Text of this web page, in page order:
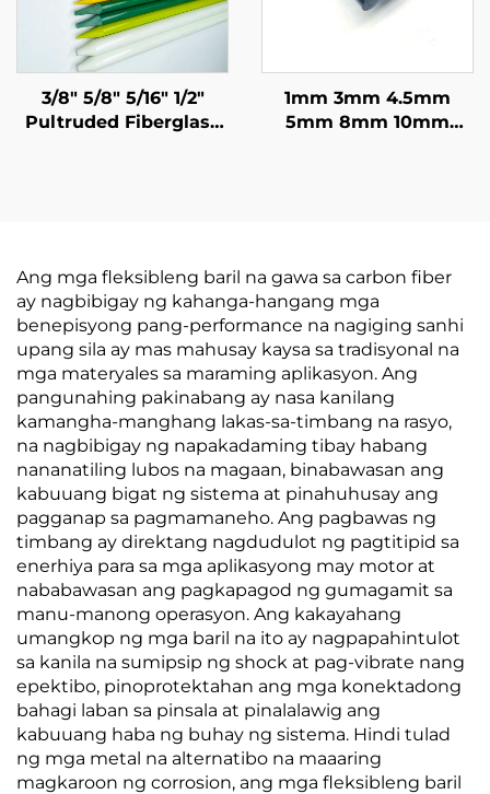
3/8" 5/8" 5/16" 1/2"
Pultruded Fiberglass
1mm 3mm 4.5mm
5mm 8mm 10mm
Ang mga fleksibleng baril na gawa sa carbon fiber
ay nagbibigay ng kahanga-hangang mga
benepisyong pang-performance na nagiging sanhi
upang sila ay mas mahusay kaysa sa tradisyonal na
mga materyales sa maraming aplikasyon. Ang
pangunahing pakinabang ay nasa kanilang
kamangha-manghang lakas-sa-timbang na rasyo,
na nagbibigay ng napakadaming tibay habang
nananatiling lubos na magaan, binabawasan ang
kabuuang bigat ng sistema at pinahuhusay ang
pagganap sa pagmamaneho. Ang pagbawas ng
timbang ay direktang nagdudulot ng pagtitipid sa
enerhiya para sa mga aplikasyong may motor at
nababawasan ang pagkapagod ng gumagamit sa
manu-manong operasyon. Ang kakayahang
umangkop ng mga baril na ito ay nagpapahintulot
sa kanila na sumipsip ng shock at pag-vibrate nang
epektibo, pinoprotektahan ang mga konektadong
bahagi laban sa pinsala at pinalalawig ang
kabuuang haba ng buhay ng sistema. Hindi tulad
ng mga metal na alternatibo na maaaring
magkaroon ng corrosion, ang mga fleksibleng baril